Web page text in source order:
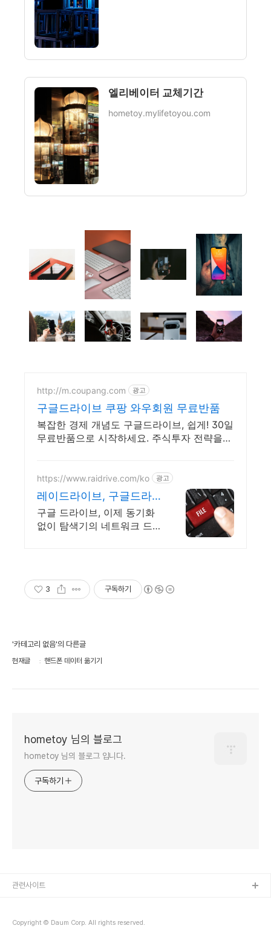
엘리베이터 교체기간
hometoy.mylifetoyou.com
http://m.coupang.com 광고
구글드라이브 쿠팡 와우회원 무료반품
복잡한 경제 개념도 구글드라이브, 쉽게! 30일
무료반품으로 시작하세요. 주식투자 전략을
https://www.raidrive.com/ko 광고
레이드라이브, 구글드라
이브 학교용 무료제공
구글 드라이브, 이제 동기화
없이 탐색기의 네트워크 드
3 구독하기
'카테고리 없음'의 다른글
현재글 핸드폰 데이터 옮기기
hometoy 님의 블로그
hometoy 님의 블로그 입니다.
구독하기
Copyright © Daum Corp. All rights reserved.
관련사이트